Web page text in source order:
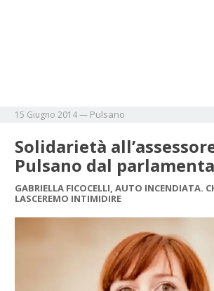
15 Giugno 2014— Pulsano
Solidarietà
Pulsano dal
GABRIELLA FICOCELLI, AUTO INCENDIATA.
LASCEREMO INTIMIDIRE